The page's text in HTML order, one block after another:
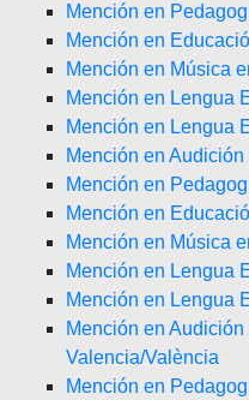
Mención en
Mención en
Mención en Música
Mención en Lengua
Mención en Lengua
Mención en
Mención en
Mención en
Mención en Música
Mención en Lengua
Mención en Lengua
Mención en
Valencia/València
Mención en